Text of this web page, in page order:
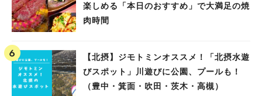
楽しめる「本日のおすすめ」で大満足の焼
肉時間
【北摂】ジモトミンオススメ！「北摂水遊
びスポット」川遊びに公園、プールも！
（豊中・箕面・吹田・茨木・高槻）